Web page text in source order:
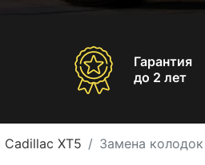
Гарантия
до 2 лет
XT5 Замена